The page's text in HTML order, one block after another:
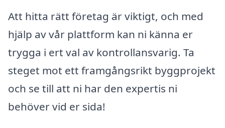
Att hitta rätt företag är viktigt, och med
hjälp av vår plattform kan ni känna er
trygga i ert val av kontrollansvarig. Ta
steget mot ett framgångsrikt byggprojekt
och se till att ni har den expertis ni
behöver vid er sida!